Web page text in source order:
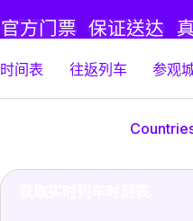
官方门票 保证送达
时间表 往返列车 参观